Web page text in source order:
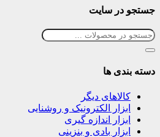
جستجو در سایت
دسته بندی ها
کالاهای دیگر
ابزار الکترونیک و روشنایی
ابزار اندازه گیری
ابزار بادی و بنزینی